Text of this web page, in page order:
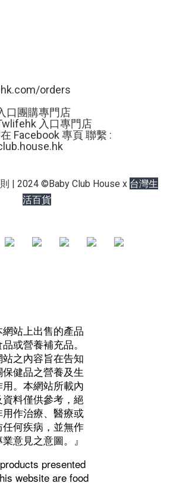
orders
口團購專門店
入口專門店
Facebook 專頁 聯繫 :
| 2024 ©Baby Club House x 台灣生
活百貨
網站上出售的產品
或營養補充品。
站之內容旨在告知
保健品之營養及生
用。本網站所載內
資料僅供參考，絕
用作治療、醫療或
任何疾病，並無作
意見之意圖。』
presented
website are food